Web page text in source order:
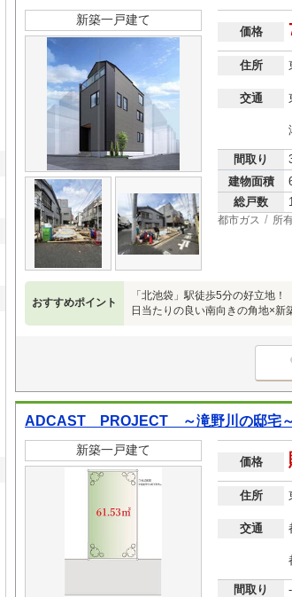
新築一戸建て
価格
住所
交通
間取り
建物面積
総戸数
都市ガス 所
おすすめポイント
「北池袋」駅徒歩5分の好立地！
日当たりの良い南向きの角地×新
ADCAST PROJECT ～滝野川の邸宅
新築一戸建て
価格
住所
交通
間取り
-